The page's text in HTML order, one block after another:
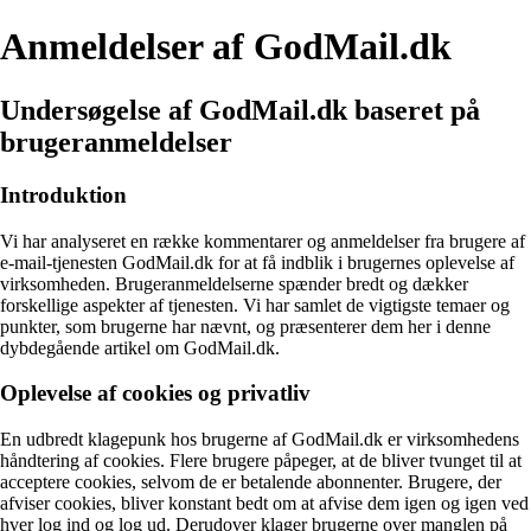
Anmeldelser af GodMail.dk
Undersøgelse af GodMail.dk baseret på
brugeranmeldelser
Introduktion
Vi har analyseret en række kommentarer og anmeldelser fra brugere af
e-mail-tjenesten GodMail.dk for at få indblik i brugernes oplevelse af
virksomheden. Brugeranmeldelserne spænder bredt og dækker
forskellige aspekter af tjenesten. Vi har samlet de vigtigste temaer og
punkter, som brugerne har nævnt, og præsenterer dem her i denne
dybdegående artikel om GodMail.dk.
Oplevelse af cookies og privatliv
En udbredt klagepunk hos brugerne af GodMail.dk er virksomhedens
håndtering af cookies. Flere brugere påpeger, at de bliver tvunget til at
acceptere cookies, selvom de er betalende abonnenter. Brugere, der
afviser cookies, bliver konstant bedt om at afvise dem igen og igen ved
hver log ind og log ud. Derudover klager brugerne over manglen på